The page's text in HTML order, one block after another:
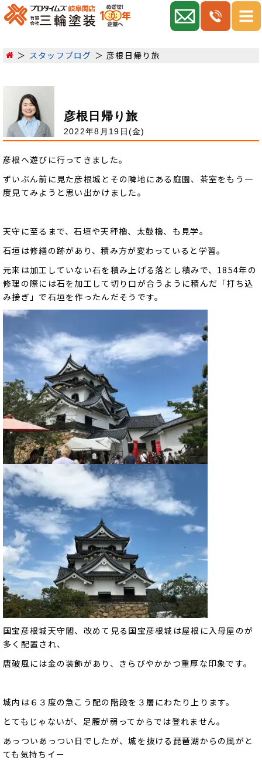
スタッフブログ 彦根日帰り旅
彦根日帰り旅
2022年8月19日(金)
彦根へ遊びに行ってきました。
ずいぶん前に見た彦根城とその隣地にある庭園、茶室をもう一
度見てみようと思い出かけました。
天守に至るまで、石垣や天秤櫓、太鼓櫓、も見学。
石垣は修繕の跡があり、積み方が変わっていると学習。
元来は加工していない石を積み上げる落とし積みで、1854年の
修理の際には石を加工して切り口が合うように積んだ「打ち込
み接ぎ」で石垣を作ったんだそうです。
国宝彦根城天守閣、改めて見る国宝彦根城は屋根に入母屋のが
多く配置され、
唐破風には金の装飾があり、きらびやかかつ重厚な印象です。
城内は６３度の急こう配の階段を３層にわたり上ります。
とてもじゃないが、足腰が弱ってからでは登れません。
あっついあっつい日でしたが、城を抜ける琵琶湖からの風がと
ても気持ちイー